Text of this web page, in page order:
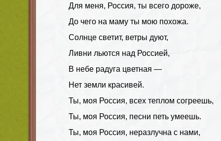
Для меня, Россия, ты всего дороже,
До чего на маму ты мою похожа.
Солнце светит, ветры дуют,
Ливни льются над Россией,
В небе радуга цветная —
Нет земли красивей.
Ты, моя Россия, всех теплом согреешь,
Ты, моя Россия, песни петь умеешь.
Ты, моя Россия, неразлучна с нами,